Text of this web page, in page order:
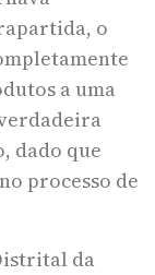
o
a uma
dado que
processo de
da